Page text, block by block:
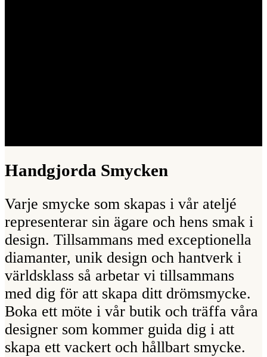
Handgjorda Smycken
Varje smycke som skapas i vår ateljé
representerar sin ägare och hens smak i
design. Tillsammans med exceptionella
diamanter, unik design och hantverk i
världsklass så arbetar vi tillsammans
med dig för att skapa ditt drömsmycke.
Boka ett möte i vår butik och träffa våra
designer som kommer guida dig i att
skapa ett vackert och hållbart smycke.